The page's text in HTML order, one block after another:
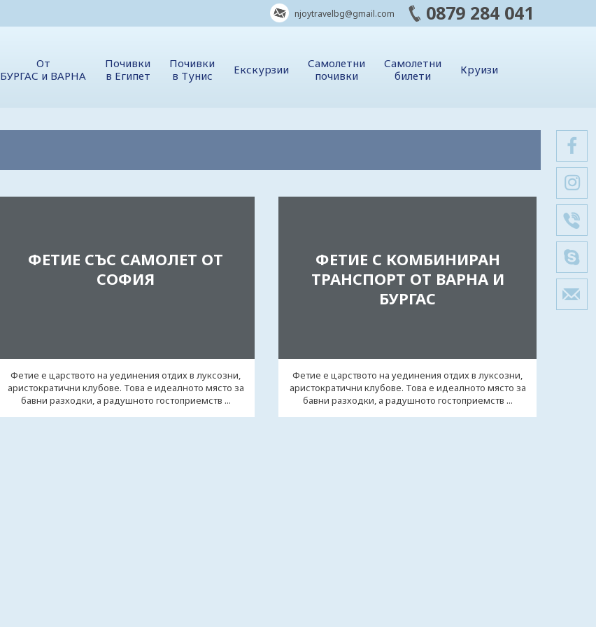
0879 284 041
njoytravelbg@gmail.com
От
БУРГАС и ВАРНА
Почивки
в Египет
Почивки
в Тунис
Екскурзии
Самолетни
почивки
Самолетни
билети
Круизи
ФЕТИЕ СЪС САМОЛЕТ ОТ
СОФИЯ
Фетие е царството на уединения отдих в луксозни,
аристократични клубове. Това е идеалното място за
бавни разходки, а радушното гостоприемств ...
ФЕТИЕ С КОМБИНИРАН
ТРАНСПОРТ ОТ ВАРНА И
БУРГАС
Фетие е царството на уединения отдих в луксозни,
аристократични клубове. Това е идеалното място за
бавни разходки, а радушното гостоприемств ...